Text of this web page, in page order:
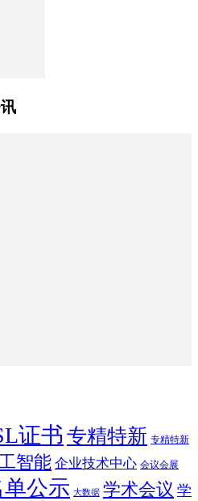
证书 专精特新 专精特新
智能 企业技术中心 会议会展
单公示 大数据 学术会议 学